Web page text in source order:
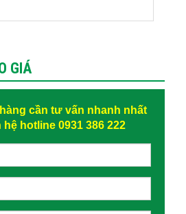
GIÁ
cần tư vấn nhanh nhất
hotline 0931 386 222